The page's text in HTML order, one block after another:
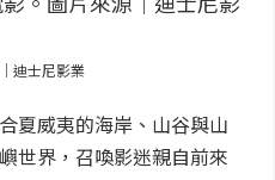
迪士尼影業
夏威夷的海岸、山谷與山
世界，召喚影迷親自前來